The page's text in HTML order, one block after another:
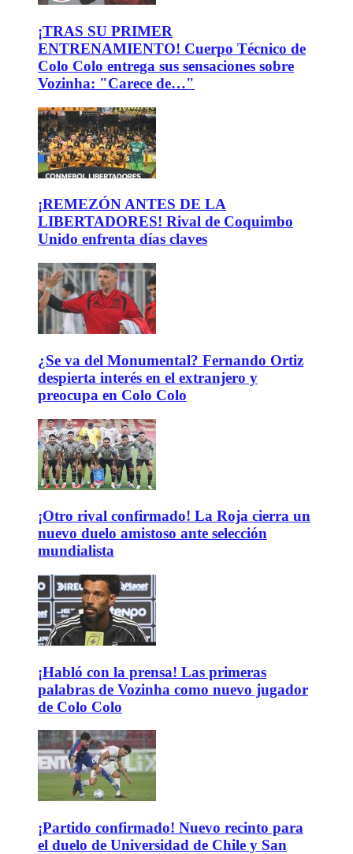
¡TRAS SU PRIMER
ENTRENAMIENTO! Cuerpo Técnico de
Colo Colo entrega sus sensaciones sobre
Vozinha: "Carece de…"
¡REMEZÓN ANTES DE LA
LIBERTADORES! Rival de Coquimbo
Unido enfrenta días claves
¿Se va del Monumental? Fernando Ortiz
despierta interés en el extranjero y
preocupa en Colo Colo
¡Otro rival confirmado! La Roja cierra un
nuevo duelo amistoso ante selección
mundialista
¡Habló con la prensa! Las primeras
palabras de Vozinha como nuevo jugador
de Colo Colo
¡Partido confirmado! Nuevo recinto para
el duelo de Universidad de Chile y San